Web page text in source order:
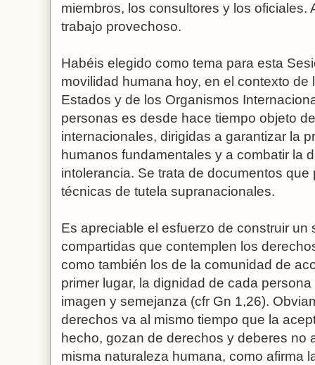
miembros, los consultores y los oficiales.
trabajo provechoso.
Habéis elegido como tema para esta
movilidad humana hoy, en el contexto
Estados y de los Organismos
personas es desde hace tiempo objeto
internacionales, dirigidas a garantizar la
humanos fundamentales y a combatir la
intolerancia. Se trata de documentos
técnicas de tutela supranacionales.
Es apreciable el esfuerzo de construir un
compartidas que contemplen los
como también los de la comunidad de
primer lugar, la dignidad de cada
imagen y semejanza (cfr Gn 1,26).
derechos va al mismo tiempo que la
hecho, gozan de derechos y deberes no
misma naturaleza humana, como afirma